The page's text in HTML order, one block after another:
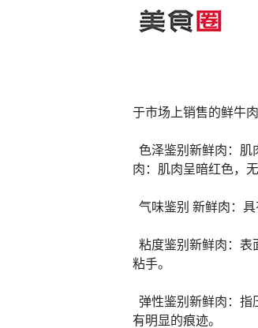
于市场上销售的鲜牛
色泽鉴别新鲜肉：肌
肉：肌肉呈暗红色，
气味鉴别 新鲜肉：
粘度鉴别新鲜肉：表
粘手。
弹性鉴别新鲜肉：指
有明显的痕迹。